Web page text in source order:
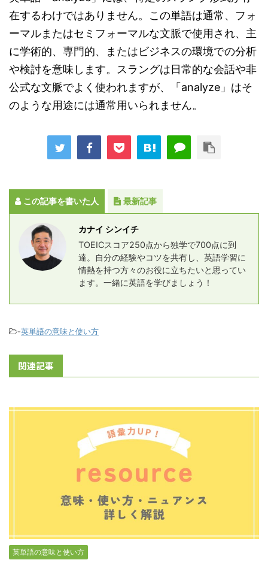
在するわけではありません。この単語は通常、フォ
ーマルまたはセミフォーマルな文脈で使用され、主
に学術的、専門的、またはビジネスの環境での分析
や検討を意味します。スラングは日常的な会話や非
公式な文脈でよく使われますが、「analyze」はそ
のような用途には通常用いられません。
この記事を書いた人 最新記事
カナイ シンイチ
TOEICスコア250点から独学で700点に到
達。自分の経験やコツを共有し、英語学習に
情熱を持つ方々のお役に立ちたいと思ってい
ます。一緒に英語を学びましょう！
-英単語の意味と使い方
関連記事
英単語の意味と使い方